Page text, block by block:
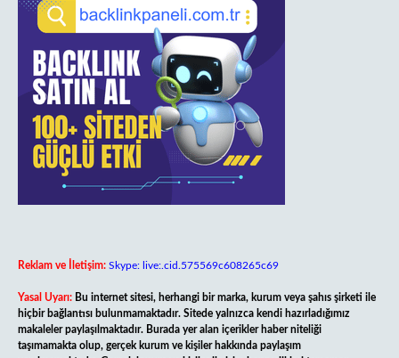
Reklam ve İletişim: Skype: live:.cid.575569c608265c69
Yasal Uyarı: Bu internet sitesi, herhangi bir marka, kurum veya şahıs şirketi ile
hiçbir bağlantısı bulunmamaktadır. Sitede yalnızca kendi hazırladığımız
makaleler paylaşılmaktadır. Burada yer alan içerikler haber niteliği
taşımamakta olup, gerçek kurum ve kişiler hakkında paylaşım